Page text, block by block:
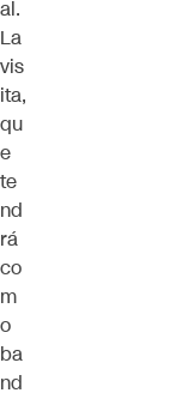
al.
La
vis
ita,
qu
e
te
nd
rá
co
m
o
ba
nd